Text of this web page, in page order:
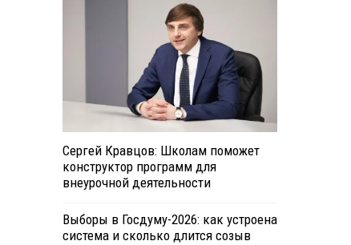
Сергей Кравцов: Школам поможет
конструктор программ для
внеурочной деятельности
Выборы в Госдуму-2026: как устроена
система и сколько длится созыв